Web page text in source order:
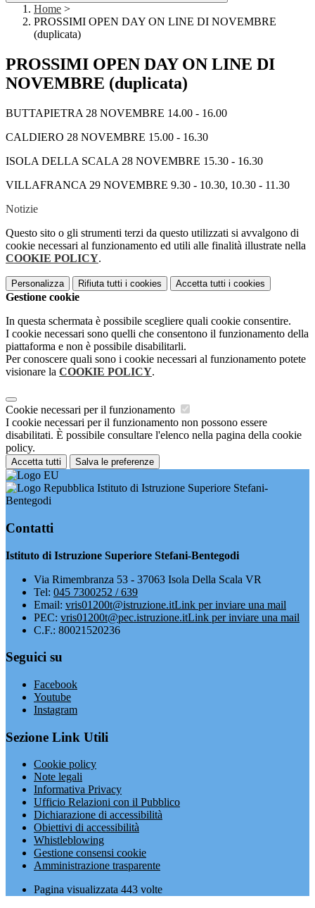
Home >
PROSSIMI OPEN DAY ON LINE DI NOVEMBRE
(duplicata)
PROSSIMI OPEN DAY ON LINE DI
NOVEMBRE (duplicata)
BUTTAPIETRA 28 NOVEMBRE 14.00 - 16.00
CALDIERO 28 NOVEMBRE 15.00 - 16.30
ISOLA DELLA SCALA 28 NOVEMBRE 15.30 - 16.30
VILLAFRANCA 29 NOVEMBRE 9.30 - 10.30, 10.30 - 11.30
Notizie
Questo sito o gli strumenti terzi da questo utilizzati si avvalgono di
cookie necessari al funzionamento ed utili alle finalità illustrate nella
COOKIE POLICY.
Personalizza Rifiuta tutti i cookies Accetta tutti i cookies
Gestione cookie
In questa schermata è possibile scegliere quali cookie consentire.
I cookie necessari sono quelli che consentono il funzionamento della
piattaforma e non è possibile disabilitarli.
Per conoscere quali sono i cookie necessari al funzionamento potete
visionare la COOKIE POLICY.
Cookie necessari per il funzionamento
I cookie necessari per il funzionamento non possono essere
disabilitati. È possibile consultare l'elenco nella pagina della cookie
policy.
Accetta tutti Salva le preferenze
Istituto di Istruzione Superiore Stefani-
Bentegodi
Contatti
Istituto di Istruzione Superiore Stefani-Bentegodi
Via Rimembranza 53 - 37063 Isola Della Scala VR
Tel: 045 7300252 / 639
Email: vris01200t@istruzione.itLink per inviare una mail
PEC: vris01200t@pec.istruzione.itLink per inviare una mail
C.F.: 80021520236
Seguici su
Facebook
Youtube
Instagram
Sezione Link Utili
Cookie policy
Note legali
Informativa Privacy
Ufficio Relazioni con il Pubblico
Dichiarazione di accessibilità
Obiettivi di accessibilità
Whistleblowing
Gestione consensi cookie
Amministrazione trasparente
Pagina visualizzata 443 volte